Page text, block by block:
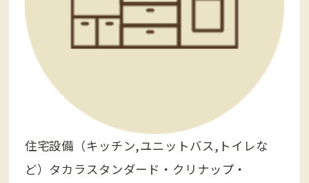
住宅設備 （キッチン,ユニットバス,トイレな
ど） タカラスタンダード・クリナップ・